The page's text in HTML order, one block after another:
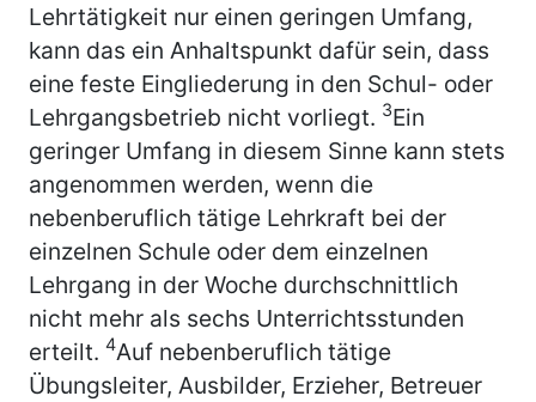
Lehrtätigkeit nur einen geringen Umfang,
kann das ein Anhaltspunkt dafür sein, dass
eine feste Eingliederung in den Schul- oder
Lehrgangsbetrieb nicht vorliegt. 3Ein
geringer Umfang in diesem Sinne kann stets
angenommen werden, wenn die
nebenberuflich tätige Lehrkraft bei der
einzelnen Schule oder dem einzelnen
Lehrgang in der Woche durchschnittlich
nicht mehr als sechs Unterrichtsstunden
erteilt. 4Auf nebenberuflich tätige
Übungsleiter, Ausbilder, Erzieher, Betreuer